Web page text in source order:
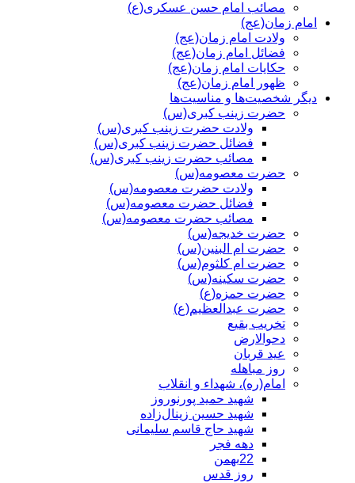
مصائب امام حسن عسکری(ع)
امام زمان(عج)
ولادت امام زمان(عج)
فضائل امام زمان(عج)
حکایات امام زمان(عج)
ظهور امام زمان(عج)
دیگر شخصیت‌ها و مناسیت‌ها
حضرت زینب کبری(س)
ولادت حضرت زینب کبری(س)
فضائل حضرت زینب کبری(س)
مصائب حضرت زینب کبری(س)
حضرت معصومه(س)
ولادت حضرت معصومه(س)
فضائل حضرت معصومه(س)
مصائب حضرت معصومه(س)
حضرت خدیجه(س)
حضرت ام البنین(س)
حضرت ام کلثوم(س)
حضرت سکینه(س)
حضرت حمزه(ع)
حضرت عبدالعظیم(ع)
تخریب بقیع
دحوالارض
عید قربان
روز مباهله
امام(ره)، شهداء و انقلاب
شهید حمید پورنوروز
شهید حسین زینال‌زاده
شهید حاج قاسم سلیمانی
دهه فجر
22بهمن
روز قدس